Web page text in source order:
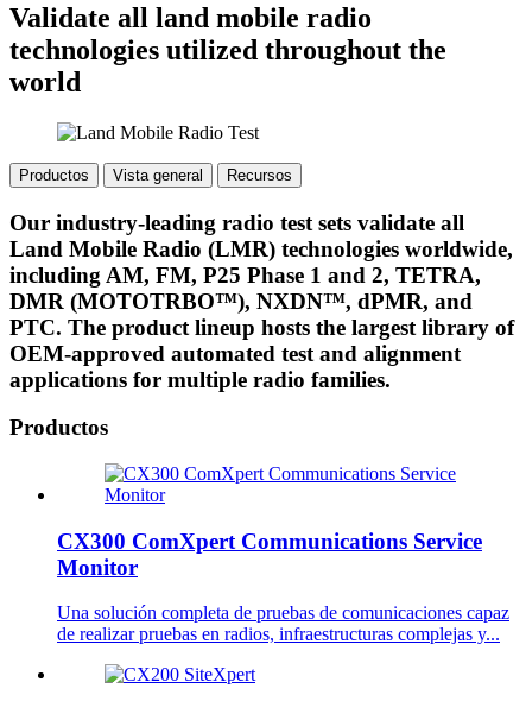
Validate all land mobile radio
technologies utilized throughout the
world
Productos Vista general Recursos
Our industry-leading radio test sets validate all
Land Mobile Radio (LMR) technologies worldwide,
including AM, FM, P25 Phase 1 and 2, TETRA,
DMR (MOTOTRBO™), NXDN™, dPMR, and
PTC. The product lineup hosts the largest library of
OEM-approved automated test and alignment
applications for multiple radio families.
Productos
CX300 ComXpert Communications Service
Monitor
Una solución completa de pruebas de comunicaciones capaz
de realizar pruebas en radios, infraestructuras complejas y...